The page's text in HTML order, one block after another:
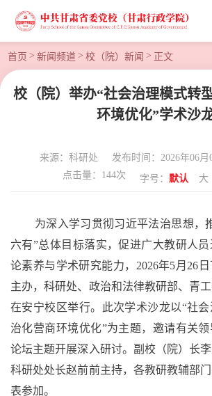
首页 > 新闻频道 > 校（院）新闻 > 正文
校（院）举办“社会治理模式转
环境优化”学术沙
来源：科研处 发布时间：2026年06月
点击量： 144次 字号： 默认 大
为深入学习贯彻习近平法治思想，
六有”总体目标落实，促进广大教研人
论素养与学术研究能力， 2026年5月 26
主办，科研处、政治和法律教研部、青
在安宁校区举行。此次学术沙龙以“社会
治化营商环境优化”为主题，邀请有关
论坛主题开展深入研讨。 副校（院）长
科研处处长赵前前主持，各教研教辅部
表参加。